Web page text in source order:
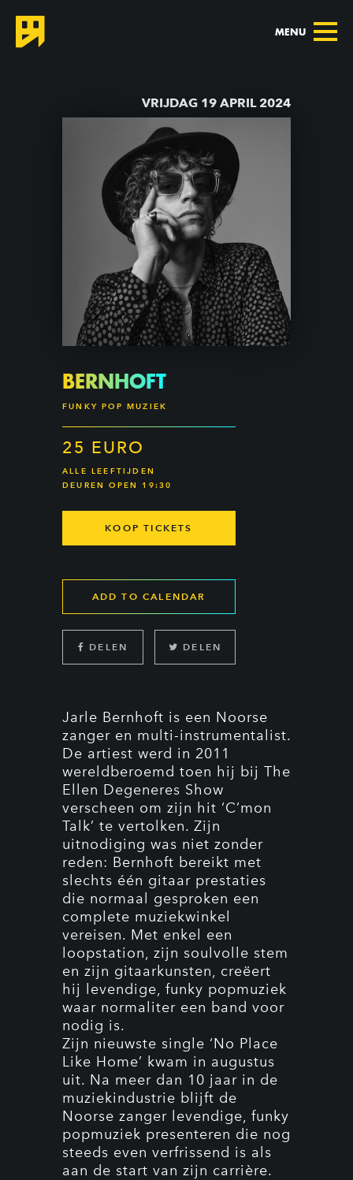
MENU
VRIJDAG 19 APRIL 2024
BERNHOFT
FUNKY POP MUZIEK
25 EURO
ALLE LEEFTIJDEN
DEUREN OPEN 19:30
KOOP TICKETS
ADD TO CALENDAR
DELEN DELEN
Jarle Bernhoft is een Noorse
zanger en multi-instrumentalist.
De artiest werd in 2011
wereldberoemd toen hij bij The
Ellen Degeneres Show
verscheen om zijn hit ‘C’mon
Talk’ te vertolken. Zijn
uitnodiging was niet zonder
reden: Bernhoft bereikt met
slechts één gitaar prestaties
die normaal gesproken een
complete muziekwinkel
vereisen. Met enkel een
loopstation, zijn soulvolle stem
en zijn gitaarkunsten, creëert
hij levendige, funky popmuziek
waar normaliter een band voor
nodig is.
Zijn nieuwste single ‘No Place
Like Home’ kwam in augustus
uit. Na meer dan 10 jaar in de
muziekindustrie blijft de
Noorse zanger levendige, funky
popmuziek presenteren die nog
steeds even verfrissend is als
aan de start van zijn carrière.